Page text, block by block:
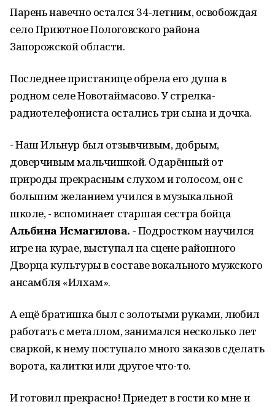
Парень навечно остался 34-летним, освобождая
село Приютное Пологовского района
Запорожской области.
Последнее пристанище обрела его душа в
родном селе Новотаймасово. У стрелка-
радиотелефониста остались три сына и дочка.
- Наш Ильнур был отзывчивым, добрым,
доверчивым мальчишкой. Одарённый от
природы прекрасным слухом и голосом, он с
большим желанием учился в музыкальной
школе, - вспоминает старшая сестра бойца
Альбина Исмагилова. - Подростком научился
игре на курае, выступал на сцене районного
Дворца культуры в составе вокального мужского
ансамбля «Илхам».
А ещё братишка был с золотыми руками, любил
работать с металлом, занимался несколько лет
сваркой, к нему поступало много заказов сделать
ворота, калитки или другое что-то.
И готовил прекрасно! Приедет в гости ко мне и